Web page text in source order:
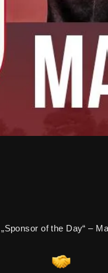
of the Day“ –